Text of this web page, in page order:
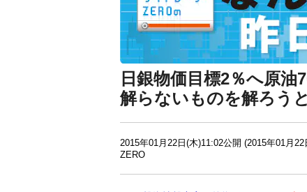
日銀物価目標2％へ原油
解らないものを解ろう
2015年01月22日(木)11:02公開 (2015年01月
ZERO